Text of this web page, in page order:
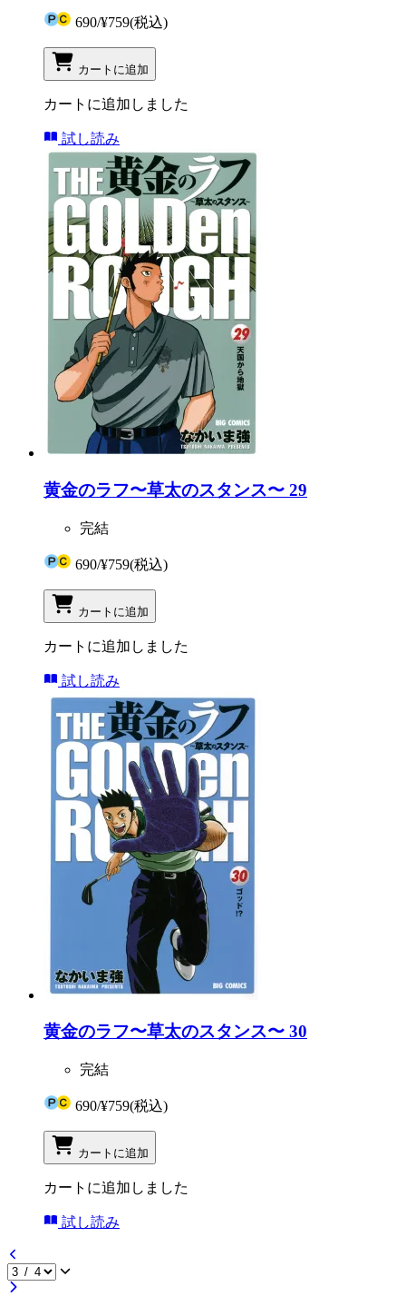
690/¥759(税込)
カートに追加
カートに追加しました
試し読み
黄金のラフ〜草太のスタンス〜 29
完結
690/¥759(税込)
カートに追加
カートに追加しました
試し読み
黄金のラフ〜草太のスタンス〜 30
完結
690/¥759(税込)
カートに追加
カートに追加しました
試し読み